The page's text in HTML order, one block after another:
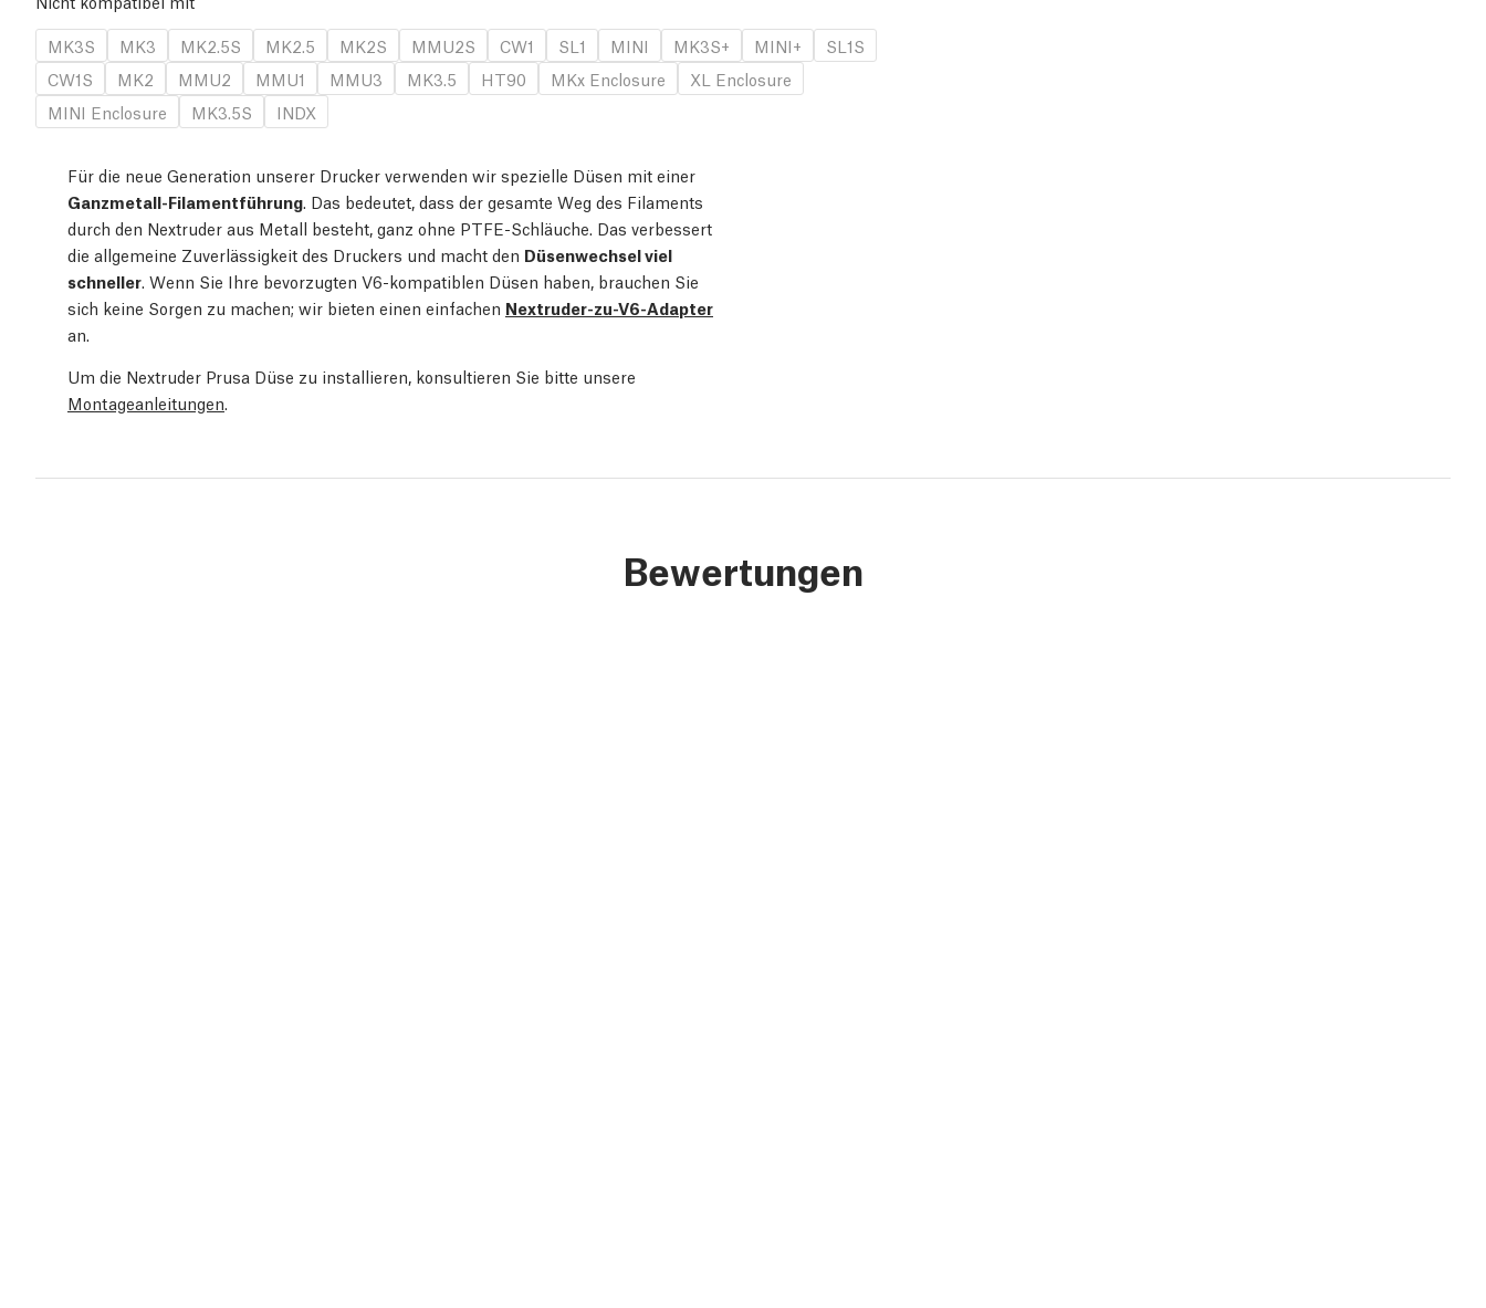
MK3S
MK3 MK2.5S MK2.5 MK2S MMU2S CW1 SL1 MINI MK3S+ MINI+
SL1S
CW1S
MK2 MMU2 MMU1 MMU3 MK3.5 HT90 MKx Enclosure
XL Enclosure
MINI Enclosure
MK3.5S INDX
Für die neue Generation unserer Drucker verwenden wir spezielle Düsen mit einer
Ganzmetall-Filamentführung. Das bedeutet, dass der gesamte Weg des Filaments
durch den Nextruder aus Metall besteht, ganz ohne PTFE-Schläuche. Das verbessert
die allgemeine Zuverlässigkeit des Druckers und macht den Düsenwechsel viel
schneller. Wenn Sie Ihre bevorzugten V6-kompatiblen Düsen haben, brauchen Sie
sich keine Sorgen zu machen; wir bieten einen einfachen Nextruder-zu-V6-Adapter
an.
Um die Nextruder Prusa Düse zu installieren, konsultieren Sie bitte unsere
Montageanleitungen.
Bewertungen